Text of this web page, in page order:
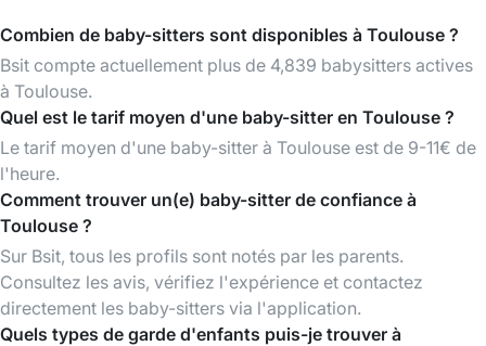
Combien de baby-sitters sont disponibles à Toulouse ?
Bsit compte actuellement plus de 4,839 babysitters actives
à Toulouse.
Quel est le tarif moyen d'une baby-sitter en Toulouse ?
Le tarif moyen d'une baby-sitter à Toulouse est de 9-11€ de
l'heure.
Comment trouver un(e) baby-sitter de confiance à
Toulouse ?
Sur Bsit, tous les profils sont notés par les parents.
Consultez les avis, vérifiez l'expérience et contactez
directement les baby-sitters via l'application.
Quels types de garde d'enfants puis-je trouver à